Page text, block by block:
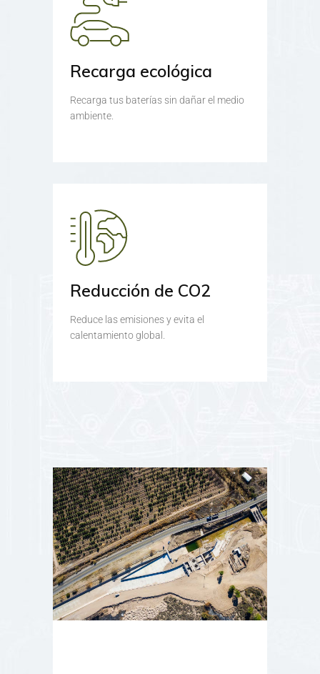
Recarga ecológica
Recarga tus baterías sin dañar el medio
ambiente.
Reducción de CO2
Reduce las emisiones y evita el
calentamiento global.